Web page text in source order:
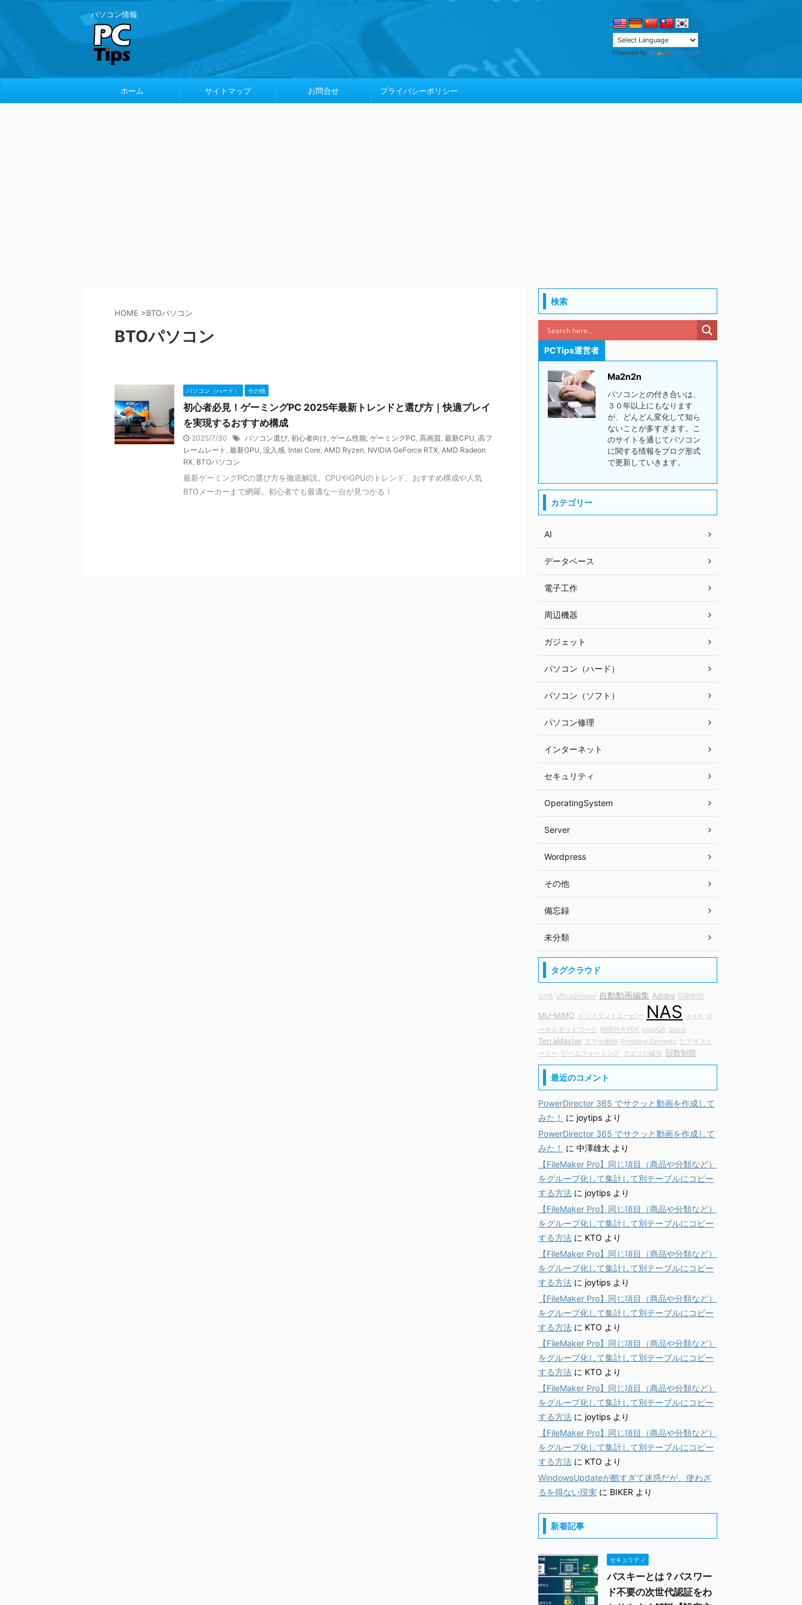
パソコン情報
Powered by Translate
ホーム サイトマップ お問合せ プライバシーポリシー
HOME >BTOパソコン
BTOパソコン
パソコン（ハード） その他
初心者必見！ゲーミングPC 2025年最新トレンドと選び方｜快適プレイ
を実現するおすすめ構成
2025/7/30 パソコン選び, 初心者向け, ゲーム性能, ゲーミングPC, 高画質, 最新CPU, 高フ
レームレート , 最新GPU, 没入感, Intel Core, AMD Ryzen, NVIDIA GeForce RTX, AMD Radeon
RX, BTOパソコン
最新ゲーミングPCの選び方を徹底解説。CPUやGPUのトレンド、おすすめ構成や人気
BTOメーカーまで網羅。初心者でも最適な一台が見つかる！
検索
PCTips運営者
Ma2n2n
パソコンとの付き合いは、
３０年以上にもなります
が、どんどん変化して知ら
ないことが多すぎます。こ
のサイトを通じてパソコン
に関する情報をブログ形式
で更新していきます。
カテゴリー
AI
データベース
電子工作
周辺機器
ガジェット
パソコン（ハード）
パソコン（ソフト）
パソコン修理
インターネット
セキュリティ
OperatingSystem
Server
Wordpress
その他
備忘録
未分類
タグクラウド
2018 office2rclient 自動動画編集 Adobe 印刷制限
MU-MIMO インスタントムービー NAS ４×４
ロ
ーカルネットワーク
時限付きPDF easyQR Quick
TerraMaster スマホ動画 Premiere Elements
ビデオスト
ーリー
ビームフォーミング クエリの破損 回数制限
最近のコメント
PowerDirector 365 でサクッと動画を作成して
みた！
に joytips より
PowerDirector 365 でサクッと動画を作成して
みた！
に 中澤雄太 より
【FileMaker Pro】同じ項目（商品や分類など）
をグループ化して集計して別テーブルにコピー
する方法 に joytips より
【FileMaker Pro】同じ項目（商品や分類など）
をグループ化して集計して別テーブルにコピー
する方法 に KTO より
【FileMaker Pro】同じ項目（商品や分類など）
をグループ化して集計して別テーブルにコピー
する方法 に joytips より
【FileMaker Pro】同じ項目（商品や分類など）
をグループ化して集計して別テーブルにコピー
する方法 に KTO より
【FileMaker Pro】同じ項目（商品や分類など）
をグループ化して集計して別テーブルにコピー
する方法 に KTO より
【FileMaker Pro】同じ項目（商品や分類など）
をグループ化して集計して別テーブルにコピー
する方法 に joytips より
【FileMaker Pro】同じ項目（商品や分類など）
をグループ化して集計して別テーブルにコピー
する方法 に KTO より
WindowsUpdateが酷すぎて迷惑だが、使わざ
るを得ない現実 に BIKER より
新着記事
セキュリティ
パスキーとは？パスワー
ド不要の次世代認証をわ